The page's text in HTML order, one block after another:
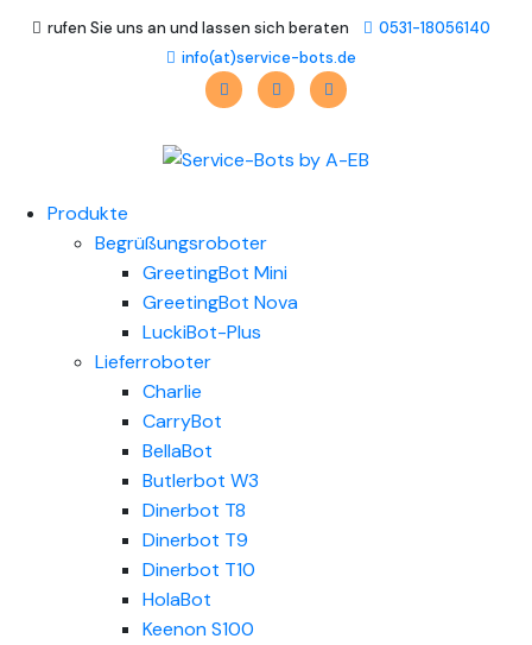
rufen Sie uns an und lassen sich beraten
0531-18056140
info(at)service-bots.de
Produkte
Begrüßungsroboter
GreetingBot Mini
GreetingBot Nova
LuckiBot-Plus
Lieferroboter
Charlie
CarryBot
BellaBot
Butlerbot W3
Dinerbot T8
Dinerbot T9
Dinerbot T10
HolaBot
Keenon S100